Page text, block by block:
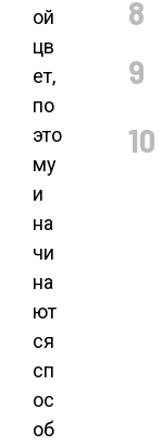
ой
цв
ет,
по
это
му
и
на
чи
на
ют
ся
сп
ос
об